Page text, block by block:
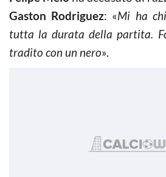
Gaston Rodriguez: «Mi ha
tutta la durata della partita.
tradito con un nero».